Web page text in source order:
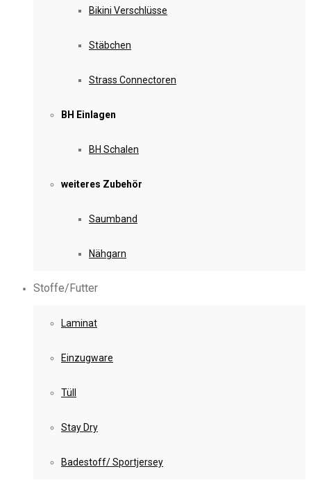
Bikini Verschlüsse
Stäbchen
Strass Connectoren
BH Einlagen
BH Schalen
weiteres Zubehör
Saumband
Nähgarn
Stoffe/Futter
Laminat
Einzugware
Tüll
Stay Dry
Badestoff/ Sportjersey